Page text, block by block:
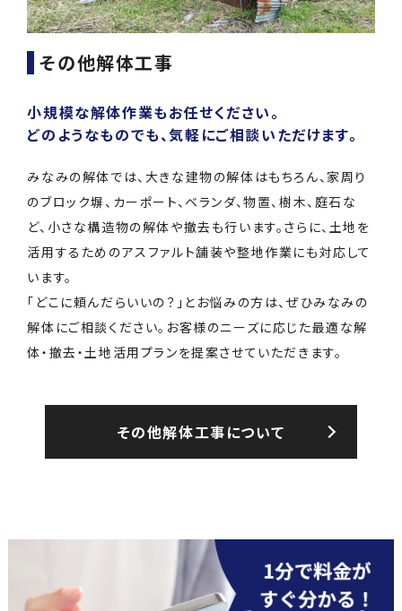
その他解体工事
小規模な解体作業もお任せください。
どのようなものでも、気軽にご相談いただけます。
みなみの解体では、大きな建物の解体はもちろん、家周り
のブロック塀、カーポート、ベランダ、物置、樹木、庭石な
ど、小さな構造物の解体や撤去も行います。さらに、土地を
活用するためのアスファルト舗装や整地作業にも対応して
います。
「どこに頼んだらいいの？」とお悩みの方は、ぜひみなみの
解体にご相談ください。お客様のニーズに応じた最適な解
体・撤去・土地活用プランを提案させていただきます。
その他解体工事について